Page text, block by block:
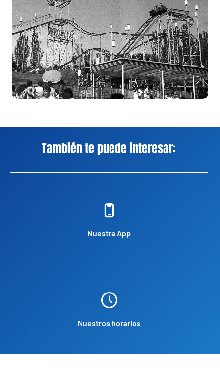
También te puede interesar:
Nuestra App
Nuestros horarios